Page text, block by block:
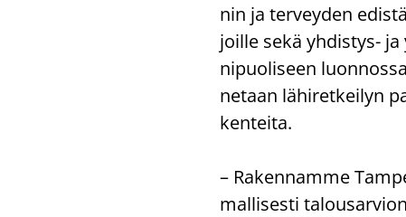
nin ja ter­vey­den
joil­le sekä yhdistys-​
ni­puo­li­seen
ne­taan lä­hi­ret­kei­lyn
ken­tei­ta.
– Ra­ken­nam­me
mal­li­ses­ti